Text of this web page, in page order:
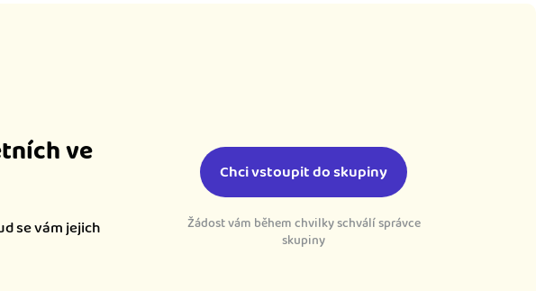
ve
se vám jejich
Chci vstoupit do skupiny
Žádost vám během chvilky schválí správce
skupiny